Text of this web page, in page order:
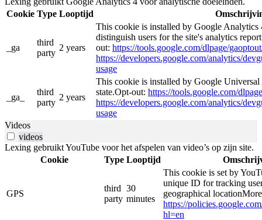
Cookie Type Looptijd
_ga
third
party
2 years
This cookie is installed by Google Analytics
distinguish users for the site's analytics
out: https://tools.google.com/dlpage/
https://developers.google.com/analytics/
usage
_ga_
third
party
2 years
This cookie is installed by Google Universal
state.Opt-out: https://tools.google.com/
https://developers.google.com/analytics/
usage
Videos
videos
Lexing gebruikt YouTube voor het afspelen van video’s op zijn site.
Cookie
Type Looptijd
GPS
third
party
30
minutes
This cookie is set by
unique ID for tracking
geographical
https://
hl=en